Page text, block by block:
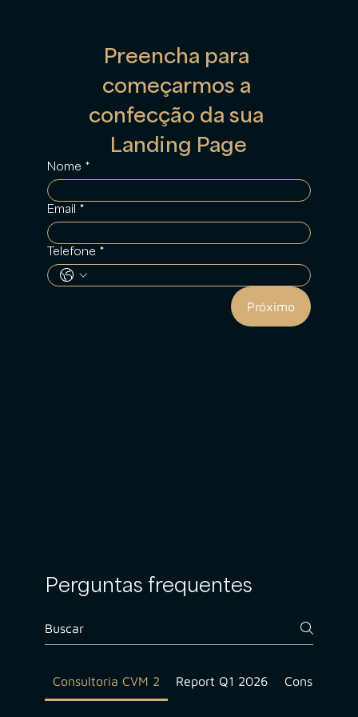
Preencha para
começarmos a
confecção da sua
Landing Page
Nome *
Email *
Telefone *
Próximo
Perguntas frequentes
Consultoria CVM 2 Report Q1 2026 Consultoria